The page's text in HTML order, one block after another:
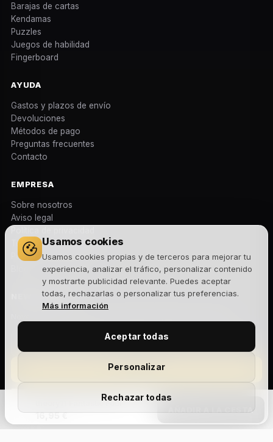
Usamos cookies
Usamos cookies propias y de terceros para mejorar tu
experiencia, analizar el tráfico, personalizar contenido
y mostrarte publicidad relevante. Puedes aceptar
todas, rechazarlas o personalizar tus preferencias.
Más información
Rechazar todas
Personalizar
Aceptar todas
theory11 Fantastic Four
16,95 €
AÑADIR A LA CESTA
Barajas de cartas
Kendamas
Puzzles
Juegos de habilidad
Fingerboard
AYUDA
Gastos y plazos de envío
Devoluciones
Métodos de pago
Preguntas frecuentes
Contacto
EMPRESA
Sobre nosotros
Aviso legal
Términos y condiciones
Política de cookies
NEWSLETTER
Suscribirme
política de privacidad